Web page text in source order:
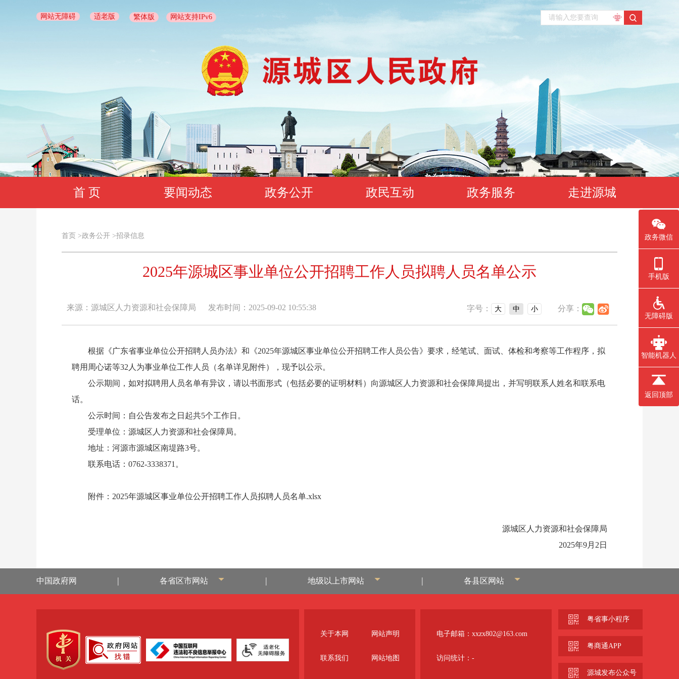
网站无障碍 适老版 繁体版 网站支持IPv6
首 页 要闻动态 政务公开 政民互动 政务服务 走进源城
首页 >政务公开 >招录信息
2025年源城区事业单位公开招聘工作人员拟聘人员名单公示
来源：源城区人力资源和社会保障局 发布时间：2025-09-02 10:55:38 字号： 大 中 小 分享：
根据《广东省事业单位公开招聘人员办法》和《2025年源城区事业单位公开招聘工作人员公告》要求，经笔试、面试、体检和考察等工作程序，拟
聘用周心诺等32人为事业单位工作人员（名单详见附件），现予以公示。
公示期间，如对拟聘用人员名单有异议，请以书面形式（包括必要的证明材料）向源城区人力资源和社会保障局提出，并写明联系人姓名和联系电
话。
公示时间：自公告发布之日起共5个工作日。
受理单位：源城区人力资源和社会保障局。
地址：河源市源城区南堤路3号。
联系电话：0762-3338371。
附件：2025年源城区事业单位公开招聘工作人员拟聘人员名单.xlsx
源城区人力资源和社会保障局
2025年9月2日
中国政府网 | 各省区市网站 | 地级以上市网站 | 各县区网站
关于本网 网站声明
联系我们 网站地图
电子邮箱：xxzx802@163.com
访问统计： -
粤省事小程序
粤商通APP
源城发布公众号
政务微信
手机版
无障碍版
智能机器人
返回顶部